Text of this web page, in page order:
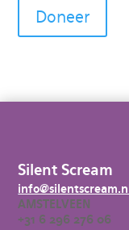
Doneer
Silent Scream
info@silentscream.nl
AMSTELVEEN
+31 6 296 276 06